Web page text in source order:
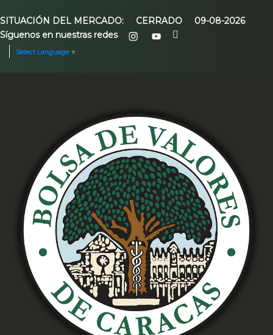
SITUACIÓN DEL MERCADO: CERRADO
09-08-2026
Síguenos en nuestras redes
Select Language ▼